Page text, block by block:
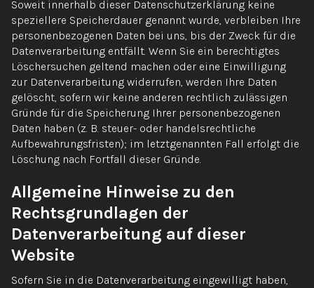
Soweit innerhalb dieser Datenschutzerklärung keine
speziellere Speicherdauer genannt wurde, verbleiben Ihre
personenbezogenen Daten bei uns, bis der Zweck für die
Datenverarbeitung entfällt. Wenn Sie ein berechtigtes
Löschersuchen geltend machen oder eine Einwilligung
zur Datenverarbeitung widerrufen, werden Ihre Daten
gelöscht, sofern wir keine anderen rechtlich zulässigen
Gründe für die Speicherung Ihrer personenbezogenen
Daten haben (z. B. steuer- oder handelsrechtliche
Aufbewahrungsfristen); im letztgenannten Fall erfolgt die
Löschung nach Fortfall dieser Gründe.
Allgemeine Hinweise zu den
Rechtsgrundlagen der
Datenverarbeitung auf dieser
Website
Sofern Sie in die Datenverarbeitung eingewilligt haben,